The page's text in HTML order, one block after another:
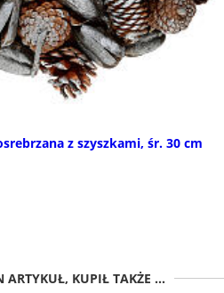
z szyszkami, śr. 30 cm
ARTYKUŁ, KUPIŁ TAKŻE ...